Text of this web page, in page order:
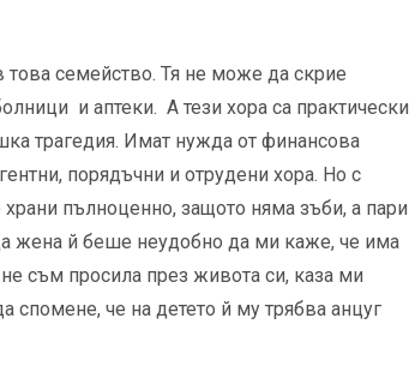
семейство. Тя не може да скрие
и аптеки. А тези хора са практически
трагедия. Имат нужда от финансова
порядъчни и отрудени хора. Но с
пълноценно, защото няма зъби, а пари
жена й беше неудобно да ми каже, че има
съм просила през живота си, каза ми
спомене, че на детето й му трябва анцуг